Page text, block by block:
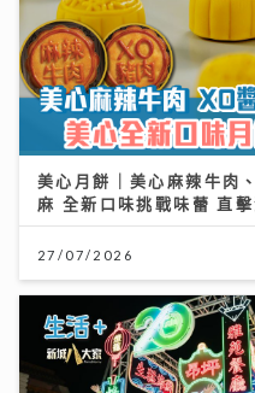
美心月餅｜美心麻辣牛肉
麻 全新口味挑戰味蕾 直
27/07/2026